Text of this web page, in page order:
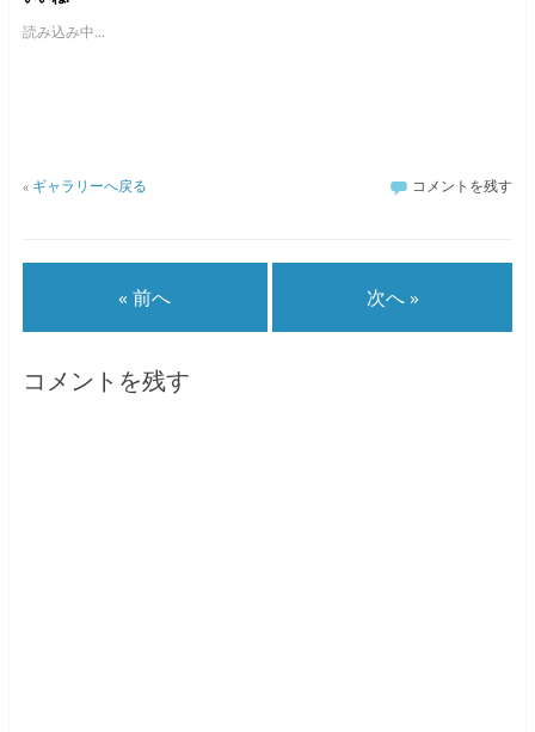
読み込み中...
« ギャラリーへ戻る コメントを残す
« 前へ 次へ »
コメントを残す